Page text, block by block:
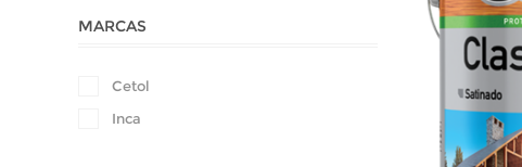
MARCAS
Cetol
Inca